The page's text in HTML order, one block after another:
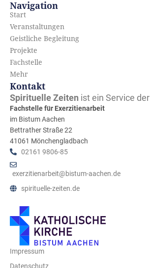
Navigation
Start
Veranstaltungen
Geistliche Begleitung
Projekte
Fachstelle
Mehr
Kontakt
Spirituelle Zeiten ist ein Service der
Fachstelle für Exerzitienarbeit
im Bistum Aachen
Bettrather Straße 22
41061 Mönchengladbach
02161 9806-85
exerzitienarbeit@bistum-aachen.de
spirituelle-zeiten.de
Impressum
Datenschutz